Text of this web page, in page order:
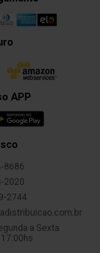
APP
8686
2020
2744
a Sexta